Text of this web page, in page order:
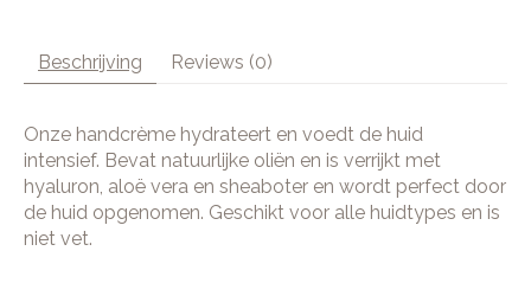
Beschrijving Reviews (0)
Onze handcrème hydrateert en voedt de huid
intensief. Bevat natuurlijke oliën en is verrijkt met
hyaluron, aloë vera en sheaboter en wordt perfect door
de huid opgenomen. Geschikt voor alle huidtypes en is
niet vet.